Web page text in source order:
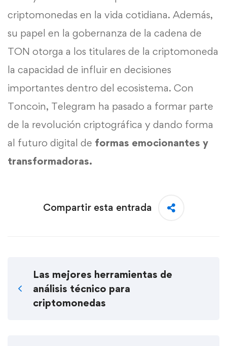
criptomonedas en la vida cotidiana. Además,
su papel en la gobernanza de la cadena de
TON otorga a los titulares de la criptomoneda
la capacidad de influir en decisiones
importantes dentro del ecosistema. Con
Toncoin, Telegram ha pasado a formar parte
de la revolución criptográfica y dando forma
al futuro digital de formas emocionantes y
transformadoras.
Compartir esta entrada
Las mejores herramientas de
análisis técnico para
criptomonedas